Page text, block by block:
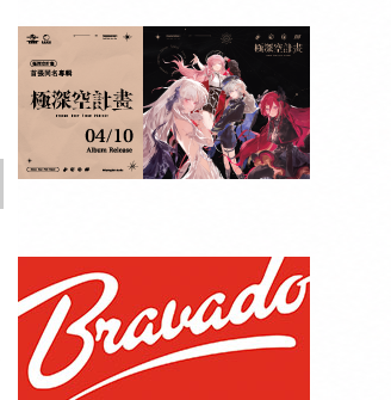
未來 _
...
：SPECIAL
視覺貼紙
SET+特典影
娜‧克瑞兒
環球DG古典音樂